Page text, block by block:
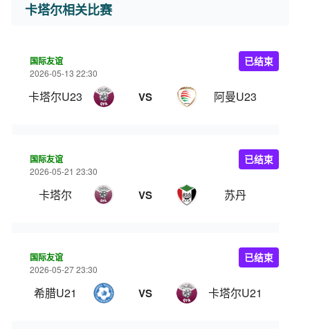
卡塔尔相关比赛
国际友谊
2026-05-13 22:30
卡塔尔U23 VS 阿曼U23
已结束
国际友谊
2026-05-21 23:30
卡塔尔 VS 苏丹
已结束
国际友谊
2026-05-27 23:30
希腊U21 VS 卡塔尔U21
已结束